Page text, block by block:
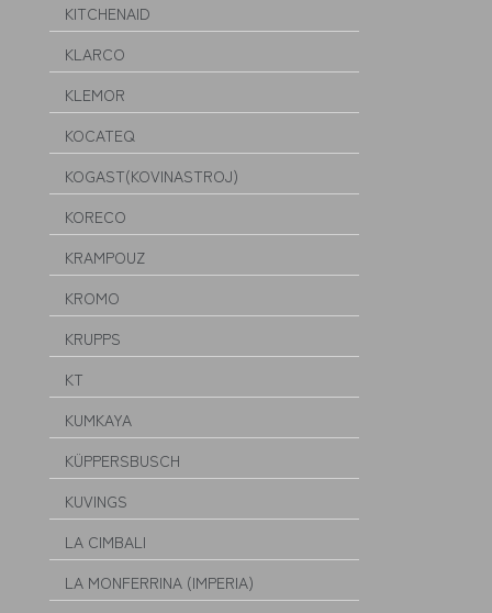
KITCHENAID
KLARCO
KLEMOR
KOCATEQ
KOGAST(KOVINASTROJ)
KORECO
KRAMPOUZ
KROMO
KRUPPS
KT
KUMKAYA
KÜPPERSBUSCH
KUVINGS
LA CIMBALI
LA MONFERRINA (IMPERIA)